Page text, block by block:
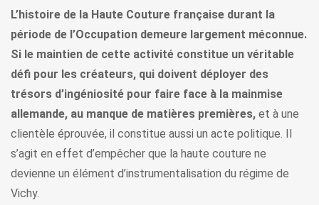
L’histoire de la Haute Couture française durant la
période de l’Occupation demeure largement méconnue.
Si le maintien de cette activité constitue un véritable
défi pour les créateurs, qui doivent déployer des
trésors d’ingéniosité pour faire face à la mainmise
allemande, au manque de matières premières, et à une
clientèle éprouvée, il constitue aussi un acte politique. Il
s’agit en effet d’empêcher que la haute couture ne
devienne un élément d’instrumentalisation du régime de
Vichy.